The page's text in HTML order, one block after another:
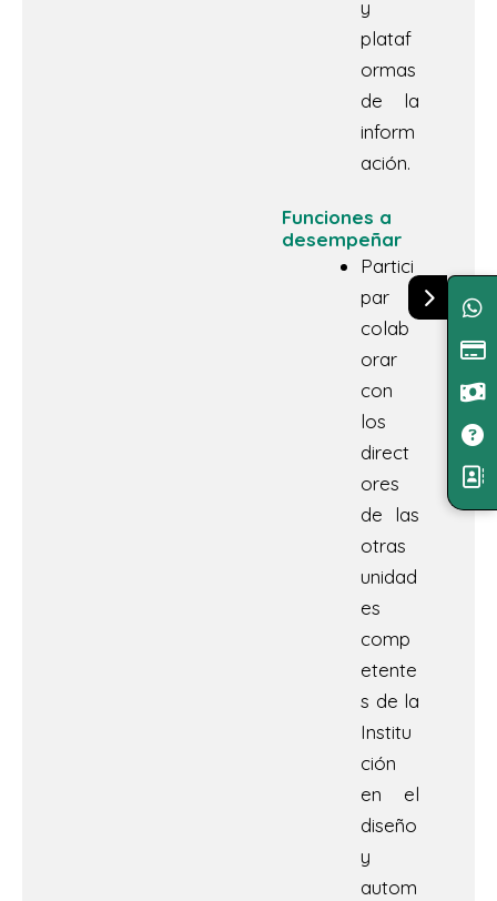
y
plataf
ormas
de la
inform
ación.
Funciones a
desempeñar
Partici
par y
colab
orar
con
los
direct
ores
de las
otras
unidad
es
comp
etente
s de la
Institu
ción
en el
diseño
y
autom